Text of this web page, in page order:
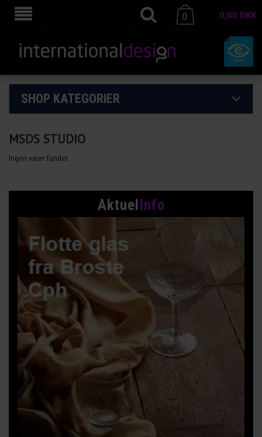
0,00 DKK
0
SHOP KATEGORIER
Aktuel Info
MSDS STUDIO
Ingen varer fundet